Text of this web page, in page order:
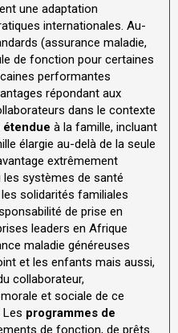
une adaptation
internationales. Au-
(assurance maladie,
de fonction pour certaines
performantes
répondant aux
dans le contexte
à la famille, incluant
élargie au-delà de la seule
extrêmement
systèmes de santé
solidarités familiales
de prise en
leaders en Afrique
maladie généreuses
et les enfants mais aussi,
collaborateur,
et sociale de ce
Les programmes de
de fonction, de prêts